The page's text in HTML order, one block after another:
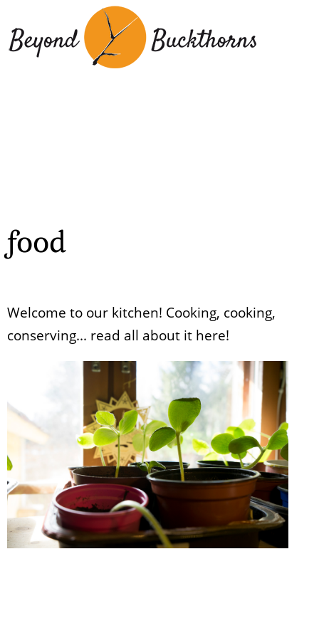
pääsisältöön
food
Welcome to our kitchen! Cooking, cooking,
conserving... read all about it here!